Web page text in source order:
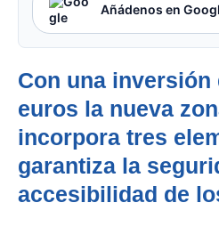
Añádenos en
Con una inversión
euros la nueva
incorpora tres
garantiza la
accesibilidad de